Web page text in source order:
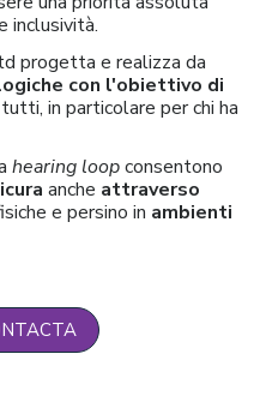
inclusività.
progetta e realizza da
con l'obiettivo di
in particolare per chi ha
hearing loopconsentono
anche attraverso
e persino in ambienti